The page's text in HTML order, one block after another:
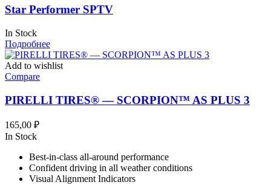
Star Performer SPTV
In Stock
Подробнее
Add to wishlist
Compare
PIRELLI TIRES® — SCORPION™ AS PLUS 3
165,00 ₽
In Stock
Best-in-class all-around performance
Confident driving in all weather conditions
Visual Alignment Indicators